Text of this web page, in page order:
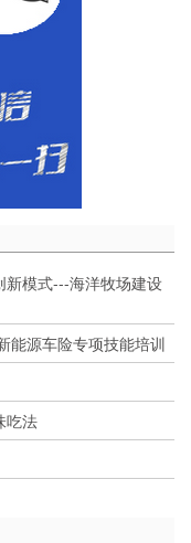
新模式---海洋牧场建设
源车险专项技能培训
吃法